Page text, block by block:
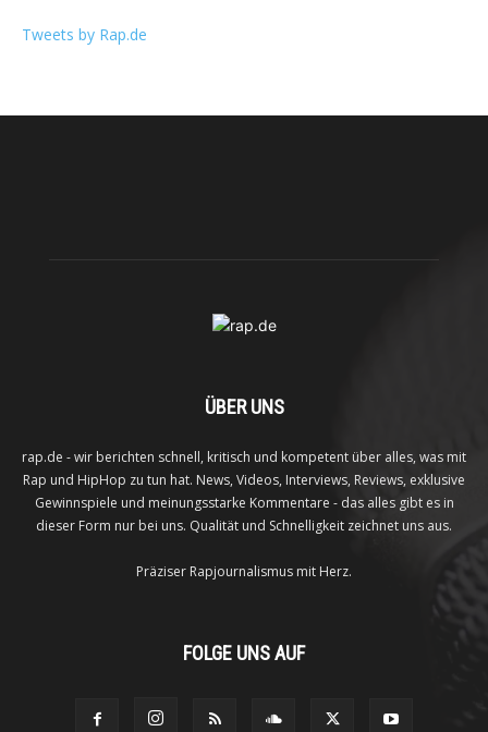
Tweets by Rap.de
ÜBER UNS
rap.de - wir berichten schnell, kritisch und kompetent über alles, was mit
Rap und HipHop zu tun hat. News, Videos, Interviews, Reviews, exklusive
Gewinnspiele und meinungsstarke Kommentare - das alles gibt es in
dieser Form nur bei uns. Qualität und Schnelligkeit zeichnet uns aus.
Präziser Rapjournalismus mit Herz.
FOLGE UNS AUF